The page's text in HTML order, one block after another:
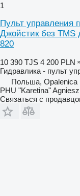
1
Пульт управления
Джойстик без TMS
820
10 390 TJS 4 200 PLN
Гидравлика - пульт
Польша, Opalenica
PHU "Karetina"
Связаться с